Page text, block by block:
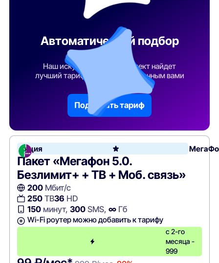
Автоматический подбор
тарифа
Наш искусственный интеллект найдет
лучший тарифный план по указанным вами
Подобрать тариф
Акция
Пакет «Мегафон 5.0.
Безлимит+ + ТВ + Моб. связь»
200Мбит/с
250ТВ36 HD
150минут, 300SMS, ∞Гб
Wi-Fi роутер можно добавить к тарифу
с 2-го
месяца -
999